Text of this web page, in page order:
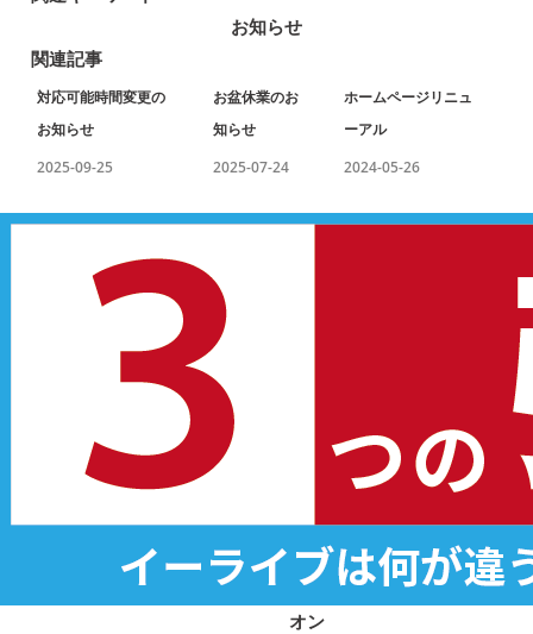
お知らせ
関連記事
対応可能時間変更の
お知らせ
2025-09-25
お盆休業のお
知らせ
2025-07-24
ホームページリニュ
ーアル
2024-05-26
オン